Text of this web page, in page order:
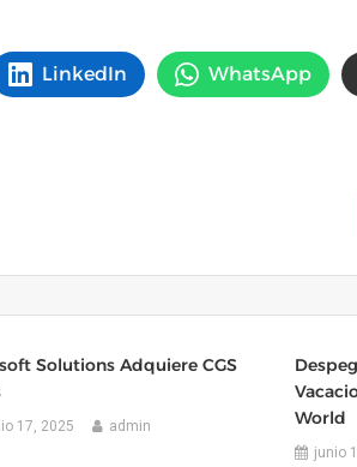
LinkedIn WhatsApp
Solutions Adquiere CGS
17, 2025 admin
World
junio